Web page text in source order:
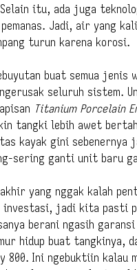
itu, ada juga
Jadi, air yang
turun karena korosi.
buat semua jenis
seluruh sistem.
Titanium Porcelain
tangki lebih awet
kayak gini sebenernya
sering ganti unit baru
yang nggak kalah
jadi kita pasti
berani ngasih
hidup buat tangkinya,
800. Ini ngebuktiin kalau